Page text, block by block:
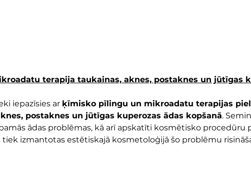
terapija taukainas, aknes, postaknes un jūtīgas
iepazīsies ar ķīmisko pīlingu un mikroadatu terapijas
postaknes un jūtīgas kuperozas ādas kopšanā.
ādas problēmas, kā arī apskatīti kosmētisko procedūru
tiek izmantotas estētiskajā kosmetoloģijā šo problēmu